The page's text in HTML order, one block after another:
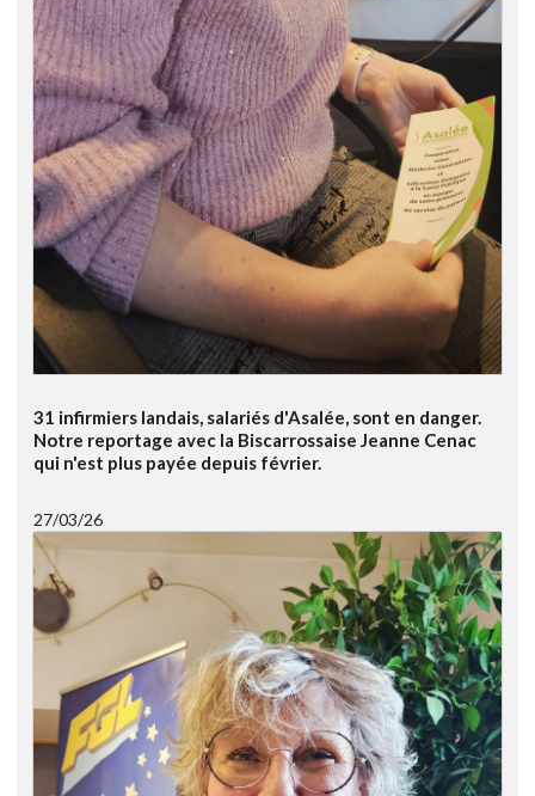
31 infirmiers landais, salariés d'Asalée, sont en danger.
Notre reportage avec la Biscarrossaise Jeanne Cenac
qui n'est plus payée depuis février.
27/03/26